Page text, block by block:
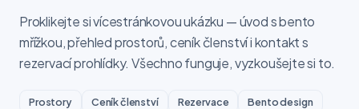
Proklikejte si vícestránkovou ukázku — úvod s bento
mřížkou, přehled prostorů, ceník členství i kontakt s
rezervací prohlídky. Všechno funguje, vyzkoušejte si to.
Prostory Ceník členství Rezervace
Bento design